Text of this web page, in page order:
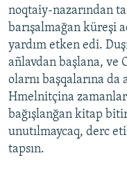
noqtaiy-nazarından
barışalmağan küreşi
yardım etken edi.
añlavdan başlana, ve
olarnı başqalarına da
Hmelnitçina
bağışlanğan kitap
unutılmaycaq, derc
tapsın.